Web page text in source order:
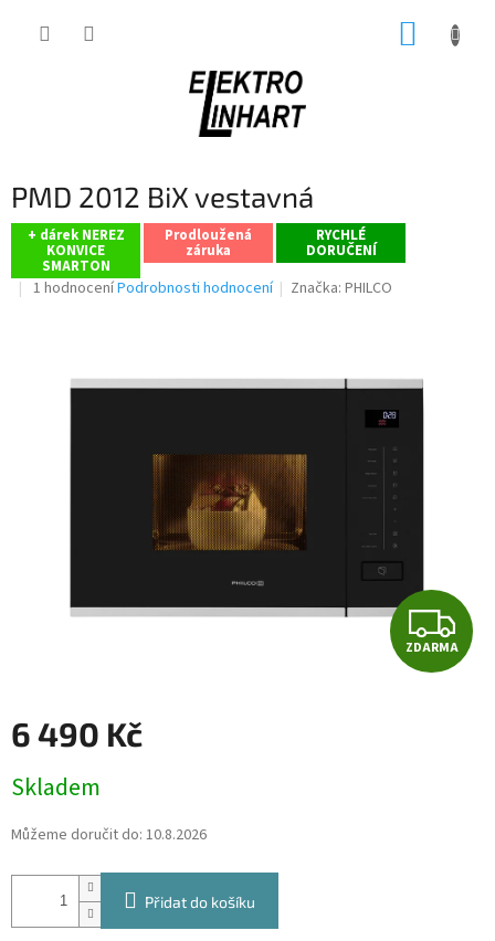
PMD 2012 BiX vestavná
+ dárek NEREZ
KONVICE
SMARTON
Prodloužená
záruka
RYCHLÉ
DORUČENÍ
Průměrné
1 hodnoceníPodrobnosti hodnocení Značka:PHILCO
Z
D
ZDARMA
6 490 Kč
cena:
Skladem
Můžeme doručit do: 10.8.2026
Přidat do košíku